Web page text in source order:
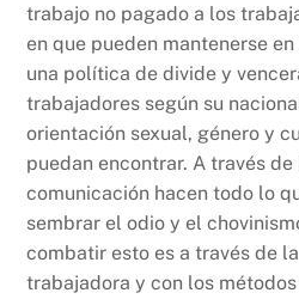
trabajo no pagado a los
en que pueden mantenerse
una política de divide y
trabajadores según su
orientación sexual, género y
puedan encontrar. A través
comunicación hacen todo lo
sembrar el odio y el
combatir esto es a través de
trabajadora y con los